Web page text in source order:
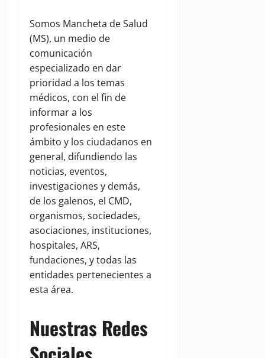
Somos Mancheta de Salud
(MS), un medio de
comunicación
especializado en dar
prioridad a los temas
médicos, con el fin de
informar a los
profesionales en este
ámbito y los ciudadanos en
general, difundiendo las
noticias, eventos,
investigaciones y demás,
de los galenos, el CMD,
organismos, sociedades,
asociaciones, instituciones,
hospitales, ARS,
fundaciones, y todas las
entidades pertenecientes a
esta área.
Nuestras Redes